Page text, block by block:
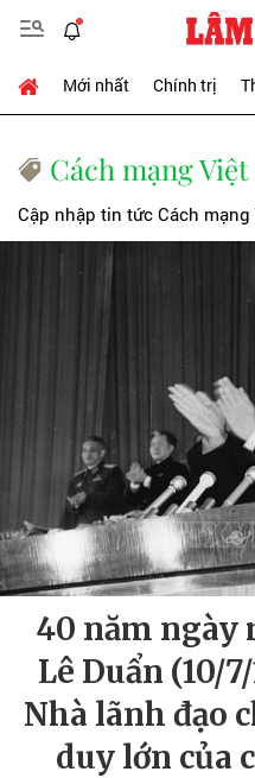
Mới nhất Chính trị
Cách mạng
Cập nhập tin tức Cách mạng
40 năm ngày
Lê Duẩn (10/
Nhà lãnh đạo
duy lớn của